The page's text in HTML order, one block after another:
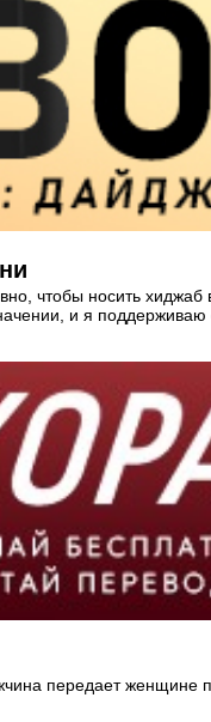
чтобы носить
и я поддерживаю
передает женщине